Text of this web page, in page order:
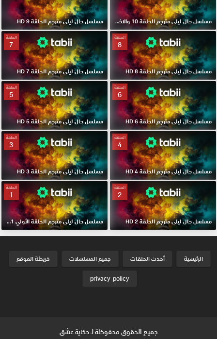
مسلسل حال ليلى مترجم الحلقة 10 والاخيرة HD مسلسل حال ليلى مترجم الحلقة 9 HD
الحلقة
8
مسلسل حال ليلى مترجم الحلقة 8 HD
الحلقة
7
مسلسل حال ليلى مترجم الحلقة 7 HD
الحلقة
6
مسلسل حال ليلى مترجم الحلقة 6 HD
الحلقة
5
مسلسل حال ليلى مترجم الحلقة 5 HD
الحلقة
4
مسلسل حال ليلى مترجم الحلقة 4 HD
الحلقة
3
مسلسل حال ليلى مترجم الحلقة 3 HD
الحلقة
2
مسلسل حال ليلى مترجم الحلقة 2 HD
الحلقة
1
مسلسل حال ليلى مترجم الحلقة الأولي 1 HD
الرئيسية أحدث الحلقات جميع المسلسلات
خريطة الموقع
privacy-policy
جميع الحقوق محفوظة لـحكاية عشق